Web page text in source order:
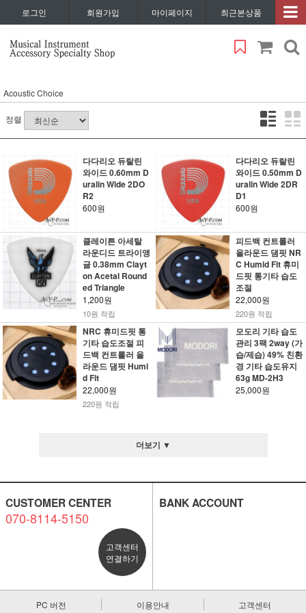
로그인 회원가입 마이페이지 최근본상품
Acoustic Choice
정렬
다다리오 듀랄린
와이드 0.60mm D
uralin Wide 2DO
R2
600원
다다리오 듀랄린
와이드 0.50mm D
uralin Wide 2DR
D1
600원
클레이튼 아세탈
라운디드 트라이앵
글 0.38mm Clayt
on Acetal Round
ed Triangle
1,200원
10원 적립
피드백 컨트롤러
올라운드 댐핏 NR
C Humid Fit 휴미
드핏 통기타 습도
조절
22,000원
220원 적립
NRC 휴미드핏 통
기타 습도조절 피
드백 컨트롤러 올
라운드 댐핏 Humi
d Fit
22,000원
220원 적립
모도리 기타 습도
관리 3팩 2way (가
습/제습) 49% 친환
경 기타 습도유지
63g MD-2H3
25,000원
더보기 ▼
CUSTOMER CENTER
070-8114-5150
고객센터
연결하기
BANK ACCOUNT
PC 버전 이용안내 고객센터